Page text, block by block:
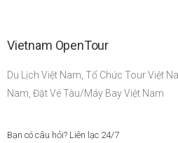
Vietnam OpenTour
Du Lịch Việt Nam, Tổ Chức Tour Việt
Nam, Đặt Vé Tàu/Máy Bay Việt Nam
Bạn có câu hỏi? Liên lạc 24/7